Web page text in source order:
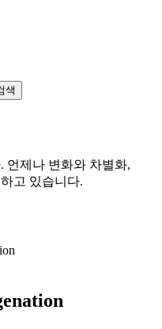
언제나 변화와 차별화,
고 있습니다.